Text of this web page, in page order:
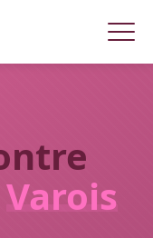
Varois